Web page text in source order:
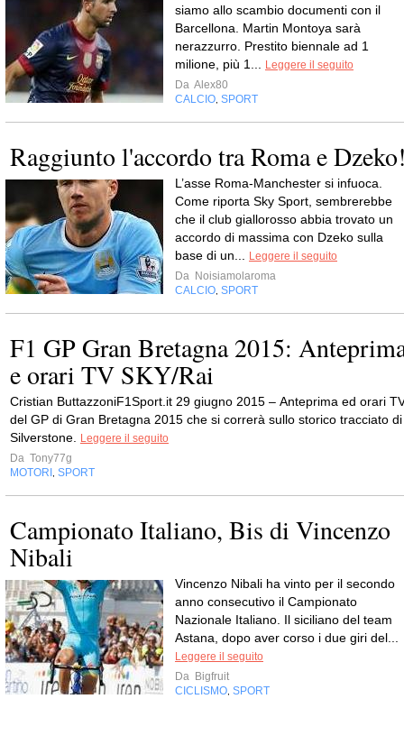
siamo allo scambio documenti con il
Barcellona. Martin Montoya sarà
nerazzurro. Prestito biennale ad 1
milione, più 1...
Leggere il seguito
Da Alex80
CALCIO SPORT
Raggiunto l'accordo tra Roma e
L’asse Roma-Manchester si infuoca.
Come riporta Sky Sport, sembrerebbe
che il club giallorosso abbia trovato un
accordo di massima con Dzeko sulla
base di un...
Leggere il seguito
Da Noisiamolaroma
CALCIO SPORT
F1 GP Gran Bretagna 2015:
e orari TV SKY/Rai
Cristian ButtazzoniF1Sport.it 29 giugno 2015 – Anteprima ed orari
del GP di Gran Bretagna 2015 che si correrà sullo storico tracciato di
Silverstone.
Leggere il seguito
Da Tony77g
MOTORI
SPORT
Campionato Italiano, Bis di Vincenzo
Nibali
Vincenzo Nibali ha vinto per il secondo
anno consecutivo il Campionato
Nazionale Italiano. Il siciliano del team
Astana, dopo aver corso i due giri del...
Leggere il seguito
Da Bigfruit
CICLISMO SPORT